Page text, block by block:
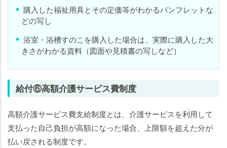
購入した福祉用具とその定価等がわかるパンフレットな
どの写し
浴室・浴槽すのこを購入した場合は、実際に購入した大
きさがわかる資料（図面や見積書の写しなど）
給付⑥高額介護サービス費制度
高額介護サービス費支給制度とは、介護サービスを利用して
支払った自己負担が高額になった場合、上限額を超えた分が
払い戻される制度です。